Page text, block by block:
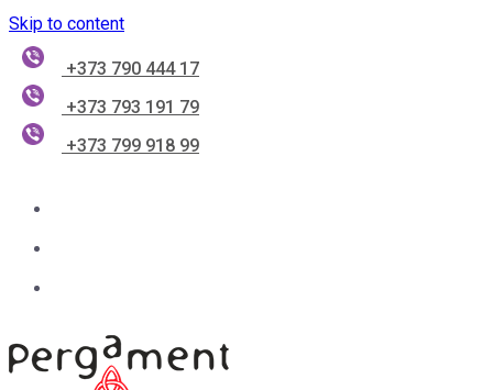
Skip to content
+373 790 444 17
+373 793 191 79
+373 799 918 99